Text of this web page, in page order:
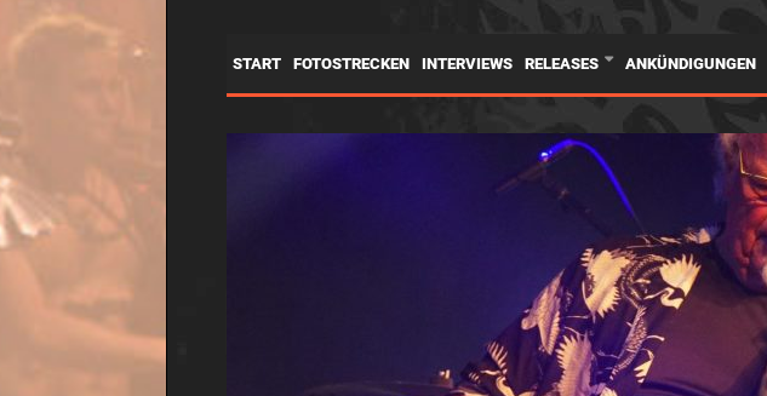
START FOTOSTRECKEN INTERVIEWS RELEASES ANKÜNDIGUNGEN